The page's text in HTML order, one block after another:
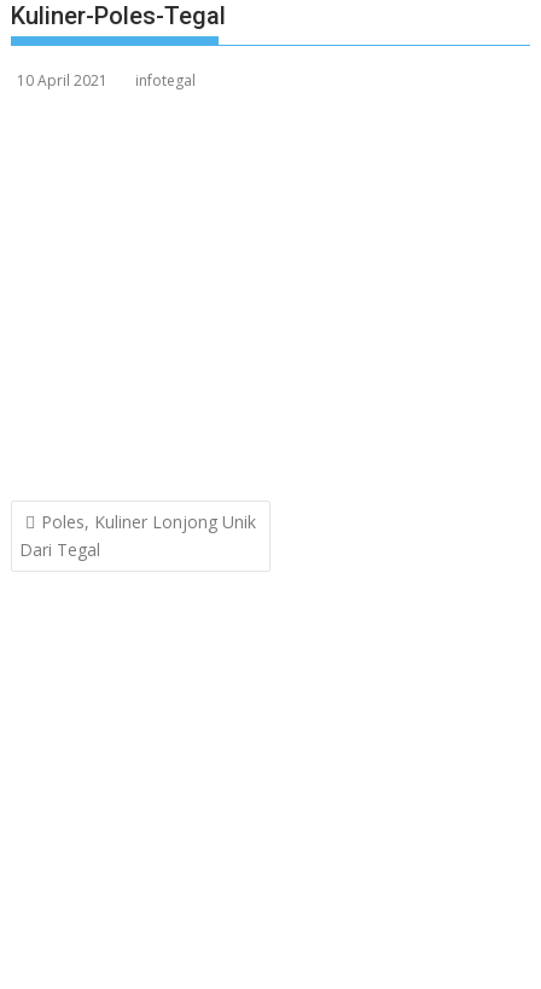
Kuliner-Poles-Tegal
10 April 2021 infotegal
Post
navigation
Poles, Kuliner Lonjong Unik
Dari Tegal